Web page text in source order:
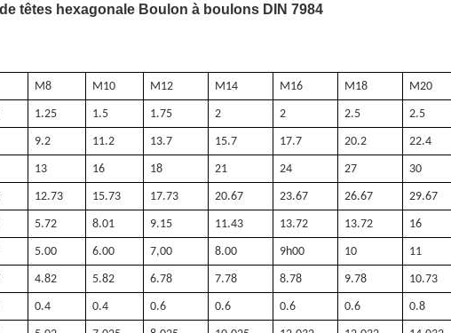
M8 M10 M12 M14 M16 M18 M20
1.25 1.5 1.75 2 2 2.5 2.5
9.2 11.2 13.7 15.7 17.7 20.2 22.4
13 16 18 21 24 27 30
12.73 15.73 17.73 20.67 23.67 26.67 29.67
5.72 8.01 9.15 11.43 13.72 13.72 16
5.00 6.00 7,00 8.00 9h00 10 11
4.82 5.82 6.78 7.78 8.78 9.78 10.73
0.4 0.4 0.6 0.6 0.6 0.6 0.8